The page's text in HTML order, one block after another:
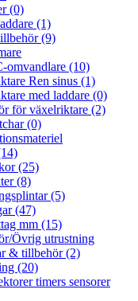
(0)
(1)
(9)
omvandlare (10)
Ren sinus (1)
med laddare (0)
för växelriktare (2)
(0)
(25)
(8)
(5)
(47)
mm (15)
Övrig utrustning
& tillbehör (2)
(20)
timers sensorer